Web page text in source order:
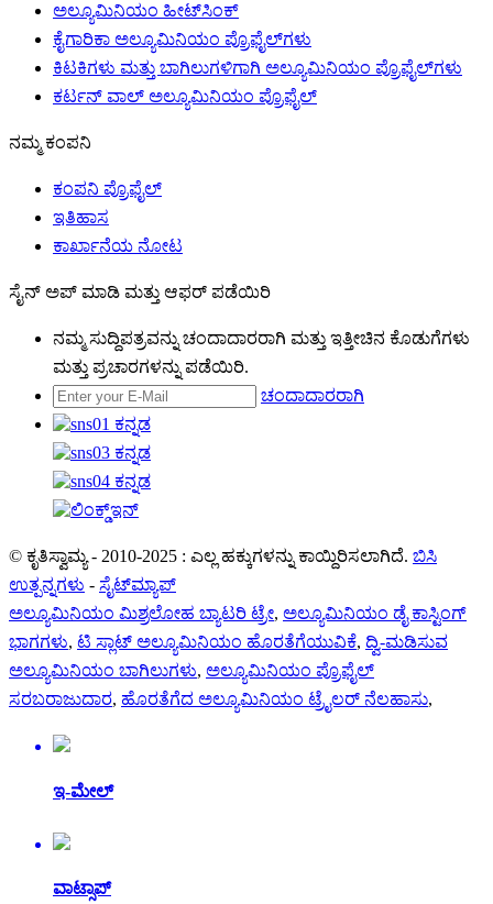
ಅಲ್ಯೂಮಿನಿಯಂ ಹೀಟ್‌ಸಿಂಕ್
ಕೈಗಾರಿಕಾ ಅಲ್ಯೂಮಿನಿಯಂ ಪ್ರೊಫೈಲ್‌ಗಳು
ಕಿಟಕಿಗಳು ಮತ್ತು ಬಾಗಿಲುಗಳಿಗಾಗಿ ಅಲ್ಯೂಮಿನಿಯಂ ಪ್ರೊಫೈಲ್‌ಗಳು
ಕರ್ಟನ್ ವಾಲ್ ಅಲ್ಯೂಮಿನಿಯಂ ಪ್ರೊಫೈಲ್
ನಮ್ಮ ಕಂಪನಿ
ಕಂಪನಿ ಪ್ರೊಫೈಲ್
ಇತಿಹಾಸ
ಕಾರ್ಖಾನೆಯ ನೋಟ
ಸೈನ್ ಅಪ್ ಮಾಡಿ ಮತ್ತು ಆಫರ್ ಪಡೆಯಿರಿ
ನಮ್ಮ ಸುದ್ದಿಪತ್ರವನ್ನು ಚಂದಾದಾರರಾಗಿ ಮತ್ತು ಇತ್ತೀಚಿನ ಕೊಡುಗೆಗಳು
ಮತ್ತು ಪ್ರಚಾರಗಳನ್ನು ಪಡೆಯಿರಿ.
ಚಂದಾದಾರರಾಗಿ
© ಕೃತಿಸ್ವಾಮ್ಯ - 2010-2025 : ಎಲ್ಲ ಹಕ್ಕುಗಳನ್ನು ಕಾಯ್ದಿರಿಸಲಾಗಿದೆ. ಬಿಸಿ
ಉತ್ಪನ್ನಗಳು - ಸೈಟ್‌ಮ್ಯಾಪ್
ಅಲ್ಯೂಮಿನಿಯಂ ಮಿಶ್ರಲೋಹ ಬ್ಯಾಟರಿ ಟ್ರೇ, ಅಲ್ಯೂಮಿನಿಯಂ ಡೈ ಕಾಸ್ಟಿಂಗ್
ಭಾಗಗಳು, ಟಿ ಸ್ಲಾಟ್ ಅಲ್ಯೂಮಿನಿಯಂ ಹೊರತೆಗೆಯುವಿಕೆ, ದ್ವಿ-ಮಡಿಸುವ
ಅಲ್ಯೂಮಿನಿಯಂ ಬಾಗಿಲುಗಳು, ಅಲ್ಯೂಮಿನಿಯಂ ಪ್ರೊಫೈಲ್
ಸರಬರಾಜುದಾರ, ಹೊರತೆಗೆದ ಅಲ್ಯೂಮಿನಿಯಂ ಟ್ರೈಲರ್ ನೆಲಹಾಸು,
ಇ-ಮೇಲ್
ವಾಟ್ಸಾಪ್